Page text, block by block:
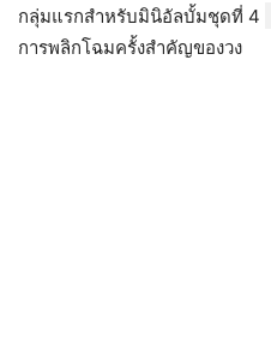
กลุ่มแรกสำหรับมินิอัลบั้มชุดที่ 4
การพลิกโฉมครั้งสำคัญของวง